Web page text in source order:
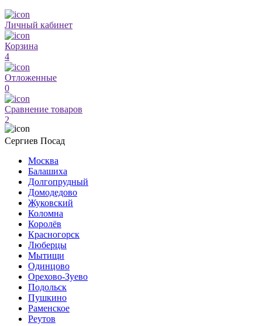
Личный кабинет
Корзина
4
Отложенные
0
Сравнение товаров
2
Сергиев Посад
Москва
Балашиха
Долгопрудный
Домодедово
Жуковский
Коломна
Королёв
Красногорск
Люберцы
Мытищи
Одинцово
Орехово-Зуево
Подольск
Пушкино
Раменское
Реутов